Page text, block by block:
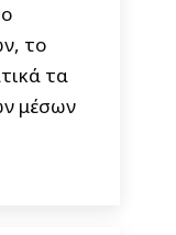
το
τα
μέσων